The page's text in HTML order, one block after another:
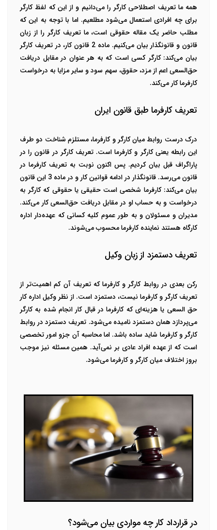
همه ما تعریف اصطلاحی کارگر را می‌دانیم و از این که لفظ کارگر
برای چه افرادی استعمال می‌شود مطلعیم. اما با توجه به این که
مطلب حاضر یک مقاله حقوقی است، ما تعریف کارگر را از زبان
قانون و قانونگذار بیان می‌کنیم. ماده 2 قانون کار، در تعریف کارگر
بیان می‌کند: کارگر کسی است که به هر عنوان در مقابل دریافت
حق‌السعی اعم از مزد، حقوق، سهم سود و سایر مزایا به درخواست
کارفرما کار می‌کند.
تعریف کارفرما طبق قانون ایران
درک درست روابط میان کارگر و کارفرما، مستلزم شناخت دو طرف
این رابطه یعنی کارگر و کارفرما است. تعریف کارگر در قانون را در
پاراگراف قبل بیان کردیم. پس اکنون نوبت به تعریف کارفرما در
قانون می‌رسد. قانونگذار در ادامه قوانین کار و در ماده 3 این قانون
بیان می‌کند: کارفرما شخصی است حقیقی یا حقوقی که کارگر به
درخواست و به حساب او در مقابل دریافت حق‌السعی کار می‌کند.
مدیران و مسئولان‌ و به طور عموم کلیه کسانی که عهده‌دار اداره
کارگاه هستند نماینده کارفرما محسوب می‌شوند.
تعریف دستمزد از زبان وکیل
رکن بعدی در روابط کارگر و کارفرما که تعریف آن کم اهمیت‌تر از
تعریف کارگر و کارفرما نیست، دستمزد است. از نظر وکیل اداره کار
حق السعی یا هزینه‌ای که کارفرما در قبال کار انجام شده به کارگر
می‌پردازد همان دستمزد نامیده می‌شود. تعریف دستمزد در روابط
کارگر و کارفرما شاید ساده باشد. اما محاسبه آن جزو امور تخصصی
است که از عهده افراد عادی بر نمی‌آید. همین مسئله نیز موجب
بروز اختلاف میان کارگر و کارفرما می‌شود.
در قرارداد کار چه مواردی بیان می‌شود؟